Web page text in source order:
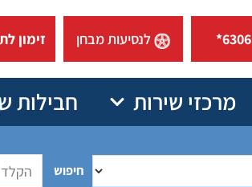
6306* לנסיעות מבחן זימון
מרכזי שירות חבילות
חיפוש